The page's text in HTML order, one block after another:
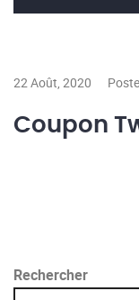
22 Août, 2020
Coupon
Rechercher